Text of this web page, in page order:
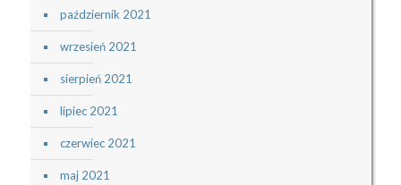
październik 2021
wrzesień 2021
sierpień 2021
lipiec 2021
czerwiec 2021
maj 2021